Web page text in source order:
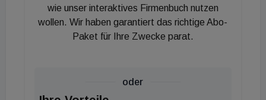
Stadt‘, in dem auch der Community-Aspekt eine
wichtige Rolle spielt und so ein attraktives
Wohnumfeld für Generationen geschaffen wird“,
wie unser interaktives Firmenbuch nutzen
wollen. Wir haben garantiert das richtige Abo-
Paket für Ihre Zwecke parat.
oder